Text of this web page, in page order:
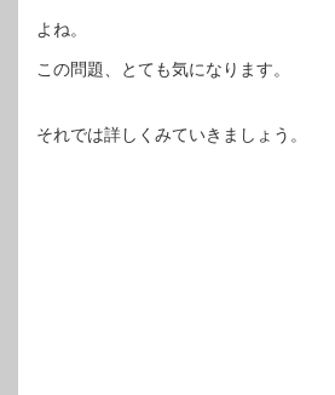
よね。
この問題、とても気になります。
それでは詳しくみていきましょう。